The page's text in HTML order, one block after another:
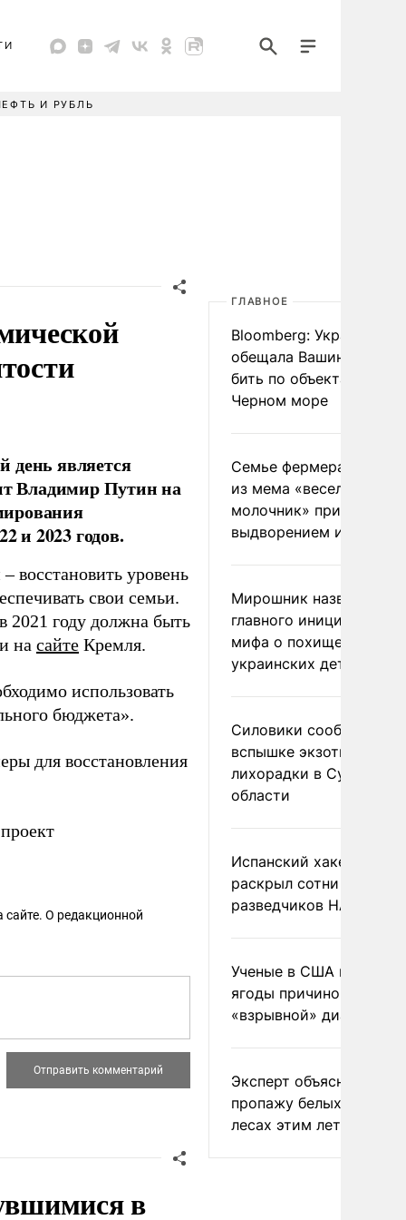
И РУБЛЬ
день является
Владимир Путин на
и 2023 годов.
восстановить уровень
свои семьи.
2021 году должна быть
на сайте Кремля.
использовать
бюджета».
для восстановления
сайте. О редакционной
в
ГЛАВНОЕ
Bloomberg: Украина
обещала Вашингтону не
бить по объектам КТК в
Черном море
Семье фермера
из мема «веселый
молочник» пригрозили
выдворением из
Мирошник назвал
главного инициатора
мифа о похищении
украинских детей
Силовики сообщили о
вспышке экзотической
лихорадки в Сумской
области
Испанский хакер Хиль
раскрыл сотни
разведчиков НАТО и
Ученые в США назвали
ягоды причиной
«взрывной» диареи
Эксперт объяснил
пропажу белых грибов
лесах этим летом